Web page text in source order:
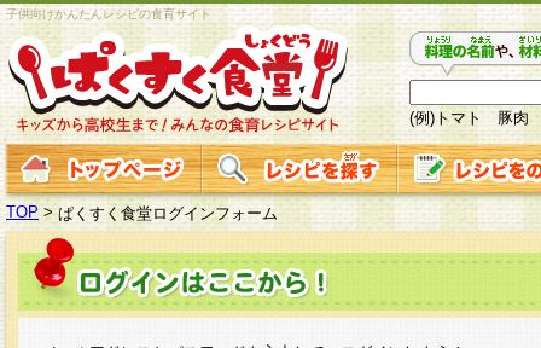
子供向けかんたんレシピの食育サイト
(例)トマト 豚肉
TOP > ぱくすく食堂ログインフォーム